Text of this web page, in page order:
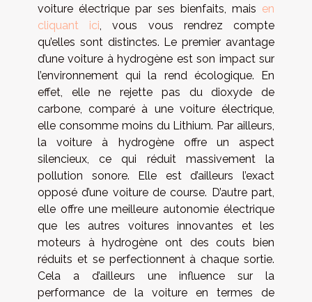
voiture électrique par ses bienfaits, mais en
cliquant ici, vous vous rendrez compte
qu’elles sont distinctes. Le premier avantage
d’une voiture à hydrogène est son impact sur
l’environnement qui la rend écologique. En
effet, elle ne rejette pas du dioxyde de
carbone, comparé à une voiture électrique,
elle consomme moins du Lithium. Par ailleurs,
la voiture à hydrogène offre un aspect
silencieux, ce qui réduit massivement la
pollution sonore. Elle est d’ailleurs l’exact
opposé d’une voiture de course. D’autre part,
elle offre une meilleure autonomie électrique
que les autres voitures innovantes et les
moteurs à hydrogène ont des couts bien
réduits et se perfectionnent à chaque sortie.
Cela a d’ailleurs une influence sur la
performance de la voiture en termes de